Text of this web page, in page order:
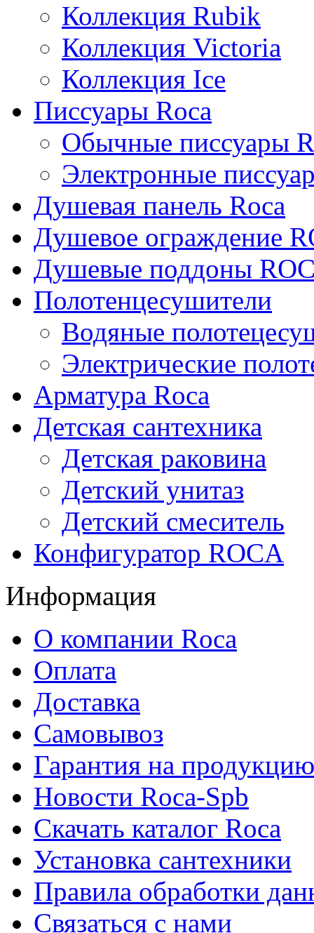
Коллекция Rubik
Коллекция Victoria
Коллекция Ice
Писсуары Roca
Обычные писсуары
Электронные
Душевая панель Roca
Душевое ограждение
Душевые поддоны
Полотенцесушители
Водяные
Электрические
Арматура Roca
Детская сантехника
Детская раковина
Детский унитаз
Детский смеситель
Конфигуратор ROCA
Информация
О компании Roca
Оплата
Доставка
Самовывоз
Гарантия на продукцию
Новости Roca-Spb
Скачать каталог Roca
Установка сантехники
Правила обработки
Связаться с нами